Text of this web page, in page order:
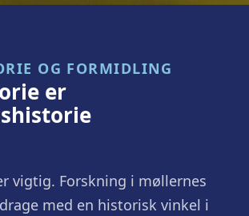
OG FORMIDLING
er
vigtig. Forskning i møllernes
med en historisk vinkel i